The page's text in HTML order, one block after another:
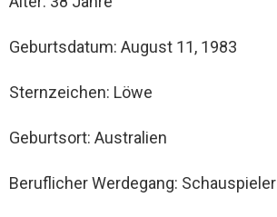
Geburtsdatum: August 11, 1983
Sternzeichen: Löwe
Geburtsort: Australien
Beruflicher Werdegang: Schauspieler